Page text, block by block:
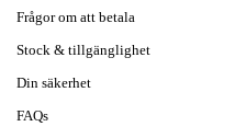
Frågor om att betala
Stock & tillgänglighet
Din säkerhet
FAQs